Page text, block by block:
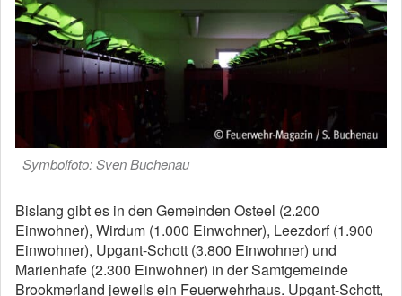
Symbolfoto: Sven Buchenau
Bislang gibt es in den Gemeinden Osteel (2.200
Einwohner), Wirdum (1.000 Einwohner), Leezdorf (1.900
Einwohner), Upgant-Schott (3.800 Einwohner) und
Marienhafe (2.300 Einwohner) in der Samtgemeinde
Brookmerland jeweils ein Feuerwehrhaus. Upgant-Schott,